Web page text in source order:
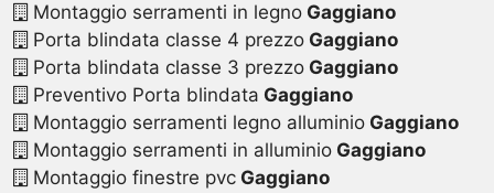
Montaggio serramenti in legnoGaggiano
Porta blindata classe 4 prezzoGaggiano
Porta blindata classe 3 prezzoGaggiano
Preventivo Porta blindata Gaggiano
Montaggio serramenti legno alluminioGaggiano
Montaggio serramenti in alluminioGaggiano
Montaggio finestre pvcGaggiano